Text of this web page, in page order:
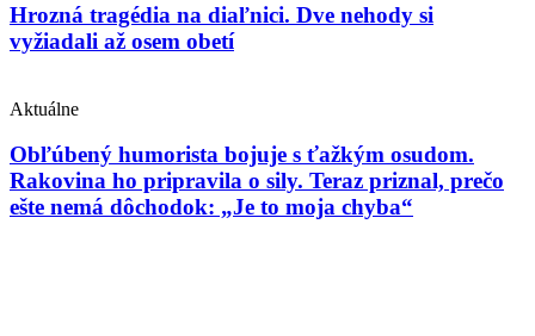
Hrozná tragédia na diaľnici. Dve nehody si
vyžiadali až osem obetí
Aktuálne
Obľúbený humorista bojuje s ťažkým osudom.
Rakovina ho pripravila o sily. Teraz priznal, prečo
ešte nemá dôchodok: „Je to moja chyba“